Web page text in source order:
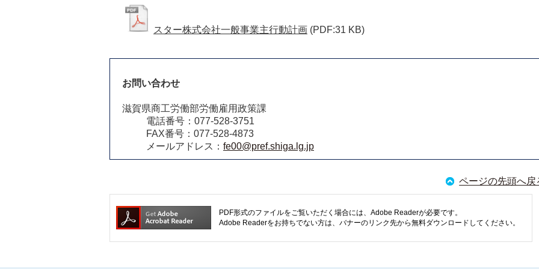
スター株式会社一般事業主行動計画 (PDF:31 KB)
お問い合わせ
滋賀県商工労働部労働雇用政策課
電話番号：077-528-3751
FAX番号：077-528-4873
メールアドレス： fe00@pref.shiga.lg.jp
ページの先頭へ戻
PDF形式のファイルをご覧いただく場合には、Adobe Readerが必要です。
Adobe Readerをお持ちでない方は、バナーのリンク先から無料ダウンロードしてください。